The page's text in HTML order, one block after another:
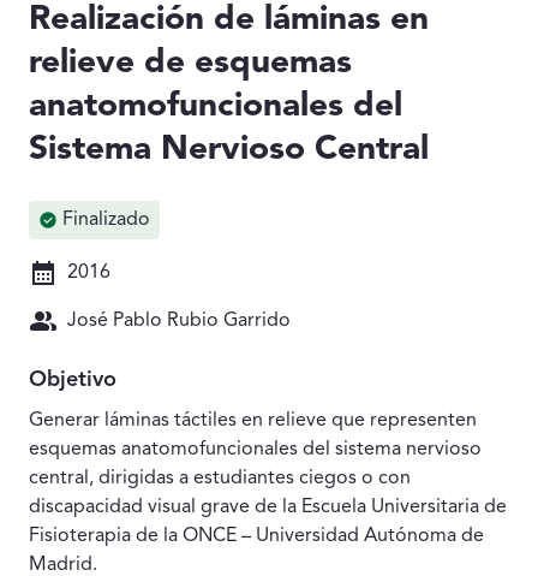
Realización de láminas en
relieve de esquemas
anatomofuncionales del
Sistema Nervioso Central
Finalizado
2016
José Pablo Rubio Garrido
Objetivo
Generar láminas táctiles en relieve que representen
esquemas anatomofuncionales del sistema nervioso
central, dirigidas a estudiantes ciegos o con
discapacidad visual grave de la Escuela Universitaria de
Fisioterapia de la ONCE – Universidad Autónoma de
Madrid.